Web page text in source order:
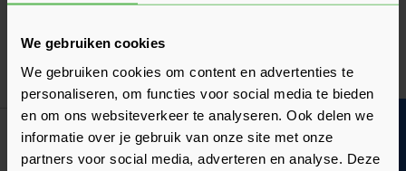
We gebruiken cookies
We gebruiken cookies om content en advertenties te
personaliseren, om functies voor social media te bieden
en om ons websiteverkeer te analyseren. Ook delen we
informatie over je gebruik van onze site met onze
partners voor social media, adverteren en analyse. Deze
Verkrijgbaar in 2 varianten
Nu12,88per stuk
Skantrae SlimSeries Aanslaglat Draaideuren